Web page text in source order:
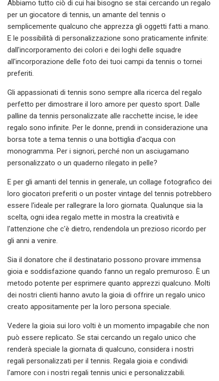
Abbiamo tutto ciò di cui hai bisogno se stai cercando un regalo
per un giocatore di tennis, un amante del tennis o
semplicemente qualcuno che apprezza gli oggetti fatti a mano.
E le possibilità di personalizzazione sono praticamente infinite:
dall'incorporamento dei colori e dei loghi delle squadre
all'incorporazione delle foto dei tuoi campi da tennis o tornei
preferiti.
Gli appassionati di tennis sono sempre alla ricerca del regalo
perfetto per dimostrare il loro amore per questo sport. Dalle
palline da tennis personalizzate alle racchette incise, le idee
regalo sono infinite. Per le donne, prendi in considerazione una
borsa tote a tema tennis o una bottiglia d'acqua con
monogramma. Per i signori, perché non un asciugamano
personalizzato o un quaderno rilegato in pelle?
E per gli amanti del tennis in generale, un collage fotografico dei
loro giocatori preferiti o un poster vintage del tennis potrebbero
essere l'ideale per rallegrare la loro giornata. Qualunque sia la
scelta, ogni idea regalo mette in mostra la creatività e
l'attenzione che c'è dietro, rendendola un prezioso ricordo per
gli anni a venire.
Sia il donatore che il destinatario possono provare immensa
gioia e soddisfazione quando fanno un regalo premuroso. È un
metodo potente per esprimere quanto apprezzi qualcuno. Molti
dei nostri clienti hanno avuto la gioia di offrire un regalo unico
creato appositamente per la loro persona speciale.
Vedere la gioia sui loro volti è un momento impagabile che non
può essere replicato. Se stai cercando un regalo unico che
renderà speciale la giornata di qualcuno, considera i nostri
regali personalizzati per il tennis. Regala gioia e condividi
l'amore con i nostri regali tennis unici e personalizzabili.